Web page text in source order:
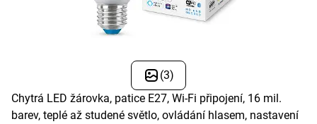
(3)
Chytrá LED žárovka, patice E27, Wi-Fi připojení, 16 mil.
barev, teplé až studené světlo, ovládání hlasem, nastavení